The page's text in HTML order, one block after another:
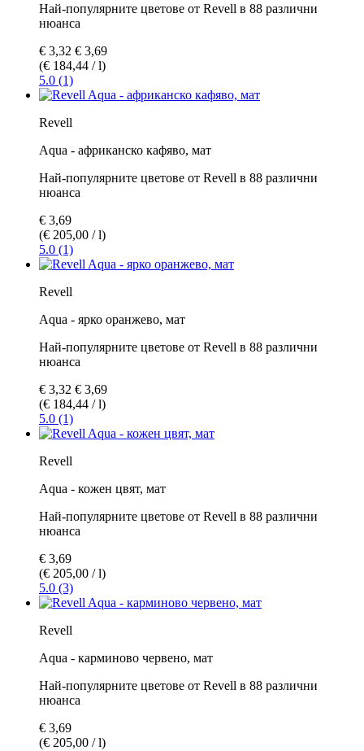
Най-популярните цветове от Revell в 88 различни
нюанса
€ 3,32 € 3,69
(€ 184,44 / l)
5.0 (1)
Revell
Aqua - африканско кафяво, мат
Най-популярните цветове от Revell в 88 различни
нюанса
€ 3,69
(€ 205,00 / l)
5.0 (1)
Revell
Aqua - ярко оранжево, мат
Най-популярните цветове от Revell в 88 различни
нюанса
€ 3,32 € 3,69
(€ 184,44 / l)
5.0 (1)
Revell
Aqua - кожен цвят, мат
Най-популярните цветове от Revell в 88 различни
нюанса
€ 3,69
(€ 205,00 / l)
5.0 (3)
Revell
Aqua - карминово червено, мат
Най-популярните цветове от Revell в 88 различни
нюанса
€ 3,69
(€ 205,00 / l)